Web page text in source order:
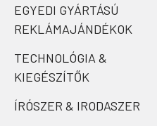
EGYEDI GYÁRTÁSÚ
REKLÁMAJÁNDÉKOK
TECHNOLÓGIA &
KIEGÉSZÍTŐK
ÍRÓSZER & IRODASZER